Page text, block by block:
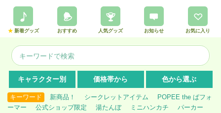
★ 新着グッズ おすすめ 人気グッズ お知らせ お気に入り
キャラクター別 価格帯から 色から選ぶ
キーワード 新商品！ シークレットアイテム
POPEE the ぱフォ
ーマー
公式ショップ限定 湯たんぼ ミニハンカチ
パーカー